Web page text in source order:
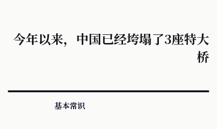
今年以来，中国已经垮塌了3座特大
桥
基本常识